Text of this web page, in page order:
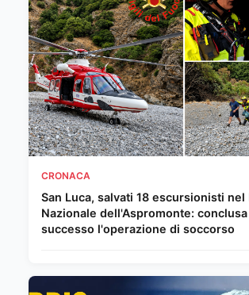
CRONACA
San Luca, salvati 18 escursionisti nel
Nazionale dell'Aspromonte:
successo l'operazione di soccorso